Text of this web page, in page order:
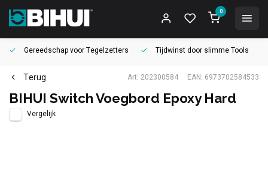
0
Gereedschap voorTegelzetters Tijdwinst door slimme Tools
Terug Art: 202300584 EAN: 6973702584533
BIHUI Switch Voegbord Epoxy Hard
Vergelijk